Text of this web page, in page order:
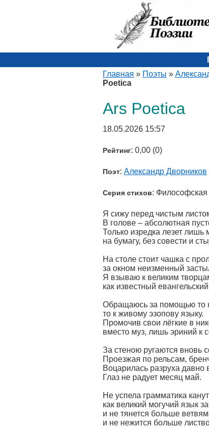
Главная » Поэты »
Poetica
Ars Poetica
18.05.2026 15:57
Рейтинг: 0,00 (0)
Поэт: Александр Дворников
Серия стихов: Философская
Я сижу перед чистым
В голове – абсолютная
Только изредка лезет лишь
на бумагу, без совести и
На столе стоит чашка с
за окном неизменный
Я взываю к великим
как известный
Обращаюсь за помощью то
то к живому эзопову языку.
Промочив свои лёгкие в
вместо муз, лишь эриний к
За стеною ругаются вновь
Проезжая по рельсам,
Воцарилась разруха давно
Глаз не радует месяц май.
Не успела грамматика
как великий могучий язык
и не тянется больше
и не нежится больше